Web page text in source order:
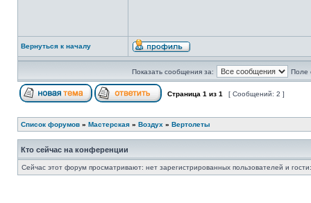
Вернуться к началу
Показать сообщения за: Поле
Страница 1 из 1 [ Сообщений: 2 ]
Список форумов » Мастерская » Воздух » Вертолеты
Кто сейчас на конференции
Сейчас этот форум просматривают: нет зарегистрированных пользователей и